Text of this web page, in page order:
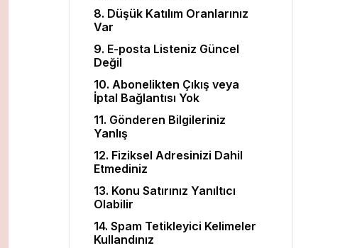
8. Düşük Katılım Oranlarınız
Var
9. E-posta Listeniz Güncel
Değil
10. Abonelikten Çıkış veya
İptal Bağlantısı Yok
11. Gönderen Bilgileriniz
Yanlış
12. Fiziksel Adresinizi Dahil
Etmediniz
13. Konu Satırınız Yanıltıcı
Olabilir
14. Spam Tetikleyici Kelimeler
Kullandınız